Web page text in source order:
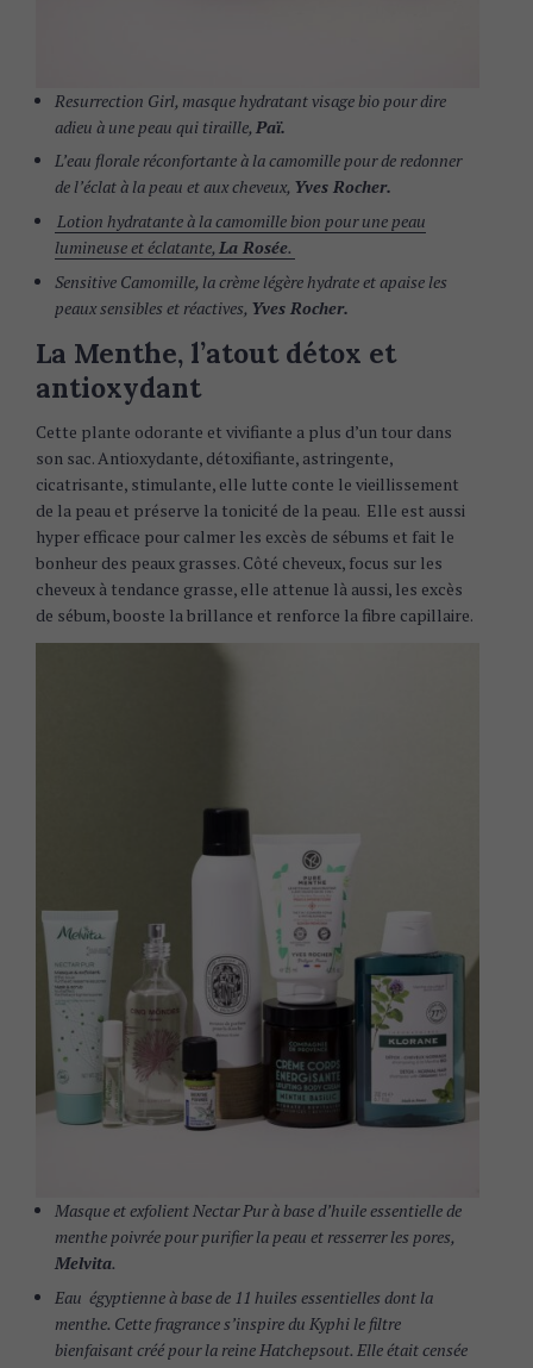
Resurrection Girl, masque hydratant visage bio pour dire
adieu à une peau qui tiraille, Paï.
L’eau florale réconfortante à la camomille pour de redonner
de l’éclat à la peau et aux cheveux, Yves Rocher.
Lotion hydratante à la camomille bion pour une peau
lumineuse et éclatante, La Rosée.
Sensitive Camomille, la crème légère hydrate et apaise les
peaux sensibles et réactives, Yves Rocher.
La Menthe, l’atout détox et
antioxydant
Cette plante odorante et vivifiante a plus d’un tour dans
son sac. Antioxydante, détoxifiante, astringente,
cicatrisante, stimulante, elle lutte conte le vieillissement
de la peau et préserve la tonicité de la peau. Elle est aussi
hyper efficace pour calmer les excès de sébums et fait le
bonheur des peaux grasses. Côté cheveux, focus sur les
cheveux à tendance grasse, elle attenue là aussi, les excès
de sébum, booste la brillance et renforce la fibre capillaire.
Masque et exfolient Nectar Pur à base d’huile essentielle de
menthe poivrée pour purifier la peau et resserrer les pores,
Melvita.
Eau égyptienne à base de 11 huiles essentielles dont la
menthe. Cette fragrance s’inspire du Kyphi le filtre
bienfaisant créé pour la reine Hatchepsout. Elle était censée